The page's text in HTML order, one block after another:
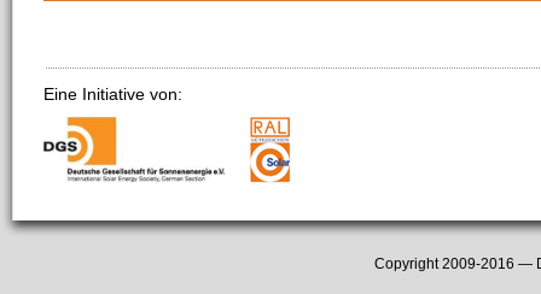
Eine Initiative von:
Copyright 2009-2016 —